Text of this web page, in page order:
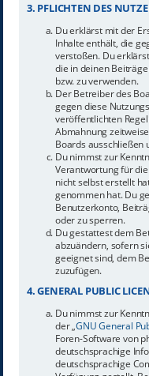
3. PFLICHTEN DES
Du erklärst mit der
Inhalte enthält, die
verstoßen. Du
die in deinen
bzw. zu verwenden.
Der Betreiber des
gegen diese
veröffentlichten
Abmahnung
Boards ausschließen
Du nimmst zur
Verantwortung für
nicht selbst erstellt
genommen hat. Du
Benutzerkonto,
oder zu sperren.
Du gestattest dem
abzuändern, sofern
geeignet sind, dem
zuzufügen.
4. GENERAL PUBLIC
Du nimmst zur
der „GNU General
Foren-Software von
deutschsprachige
deutschsprachige